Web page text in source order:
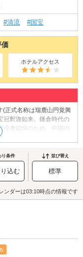
#清流 #国宝
価
ホテルアクセス
(正式名称は瑞鹿山円覚興
冠釈迦如来。鎌倉時代の
没者追悼のため、中国の
・舎利殿の他、絵画や
も参加できる坐禅会が
たちも参禅したといわ
してみませんか？おす
沢・湘南・江ノ島エリア
り条件
込む
並び替え
標準
ンダーは03:10時点の情報です